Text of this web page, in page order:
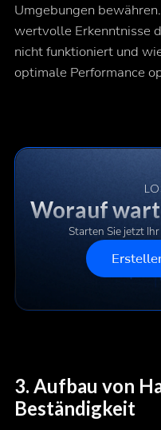
Umgebungen
wertvolle Erkenntnisse
nicht funktioniert und
optimale Performance
Worauf
Starten Sie jetzt
3. Aufbau von
Beständigkeit